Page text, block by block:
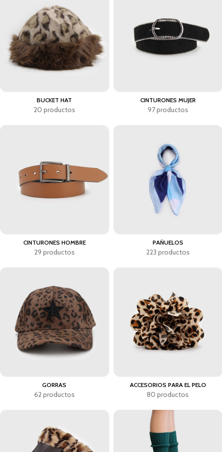
BUCKET HAT
20 productos
CINTURONES MUJER
97 productos
CINTURONES HOMBRE
29 productos
PAÑUELOS
223 productos
GORRAS
62 productos
ACCESORIOS PARA EL PELO
80 productos